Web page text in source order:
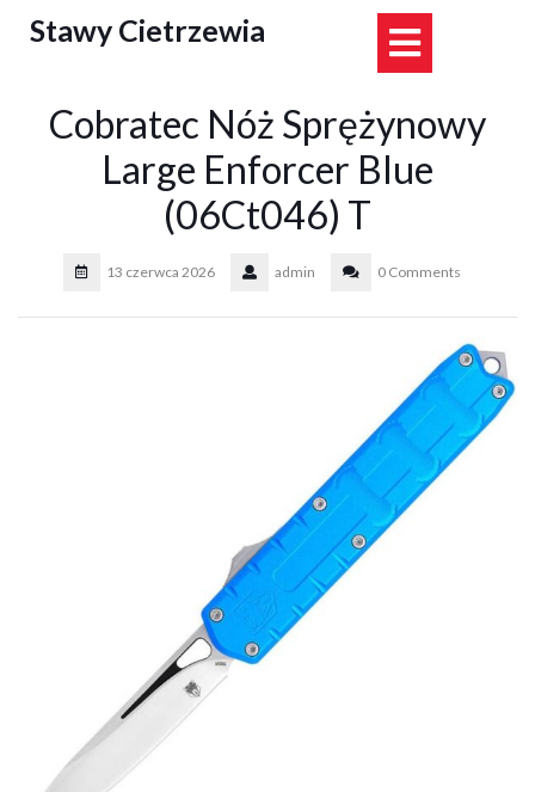
Stawy Cietrzewia
Cobratec Nóż Sprężynowy
Large Enforcer Blue
(06Ct046) T
13 czerwca 2026 admin 0 Comments